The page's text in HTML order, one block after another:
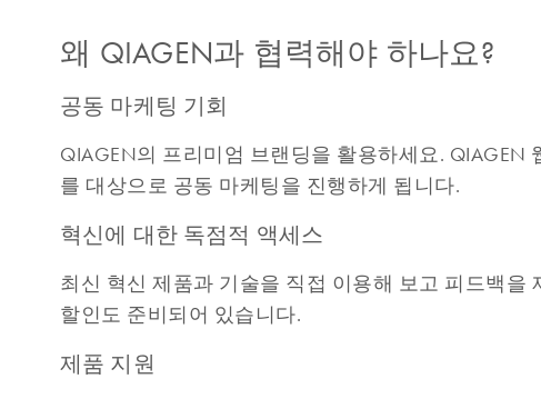
왜 QIAGEN과 협력해야 하나요?
공동 마케팅 기회
QIAGEN의 프리미엄 브랜딩을 활용하세요.
를 대상으로 공동 마케팅을 진행하게 됩니다.
혁신에 대한 독점적 액세스
최신 혁신 제품과 기술을 직접 이용해 보고 피드백을
할인도 준비되어 있습니다.
제품 지원